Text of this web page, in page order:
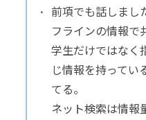
前項でも話しまし
フラインの情報で
学生だけではなく
じ情報を持ってい
てる。
ネット検索は情報